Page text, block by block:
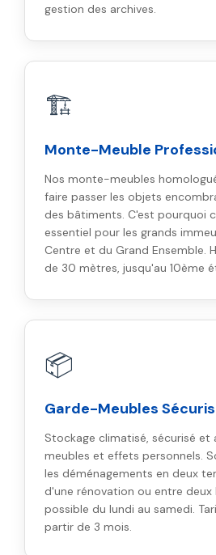
gestion des archives.
🏗️
Monte-Meuble
Nos monte-meubles
faire passer les objets
des bâtiments. C'est pourquoi
essentiel pour les grands
Centre et du Grand Ensemble.
de 30 mètres, jusqu'au 10ème
📦
Garde-Meubles
Stockage climatisé, sécurisé et
meubles et effets personnels.
les déménagements en deux
d'une rénovation ou entre deux
possible du lundi au samedi.
partir de 3 mois.